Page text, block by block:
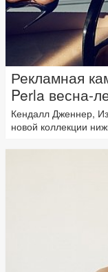
Рекламная
Perla весна-
Кендалл Дженнер,
новой коллекции